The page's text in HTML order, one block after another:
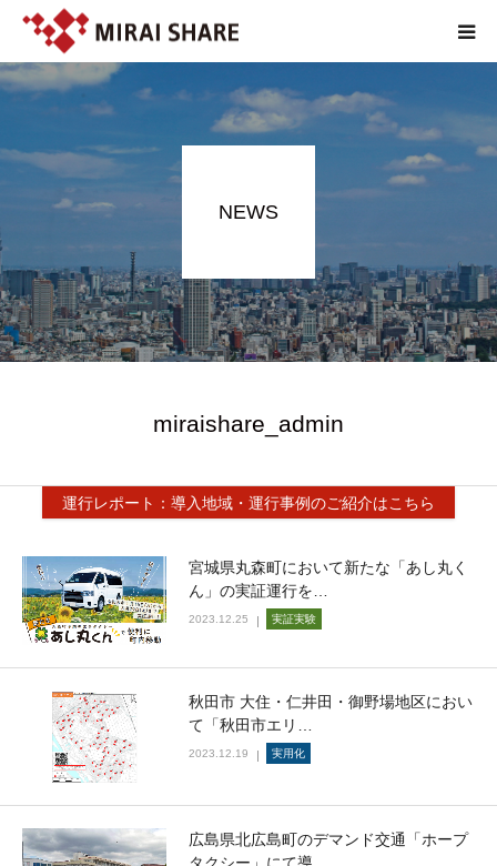
NEWS
miraishare_admin
運行レポート：導入地域・運行事例のご紹介はこちら
宮城県丸森町において新たな「あし丸く
ん」の実証運行を…
2023.12.25 実証実験
秋田市 大住・仁井田・御野場地区におい
て「秋田市エリ…
2023.12.19 実用化
広島県北広島町のデマンド交通「ホープ
NEWS
TECHNOLOGY
SERVICE
REPORT
ABOUT